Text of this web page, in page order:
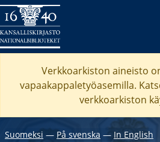
Verkkoarkiston aineisto
vapaakappaletyöasemilla.
verkkoarkiston
Suomeksi ― På svenska ― In English